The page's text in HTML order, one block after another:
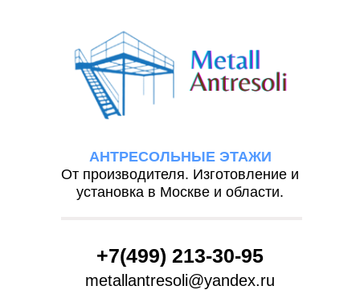
+7(499) 213-30-95
metallantresoli@yandex.ru
АНТРЕСОЛЬНЫЕ ЭТАЖИ
От производителя. Изготовление и
установка в Москве и области.